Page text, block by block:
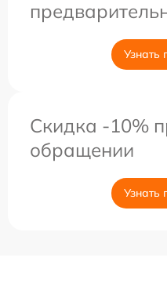
Узнать
Скидка -10%
обращении
Узнать